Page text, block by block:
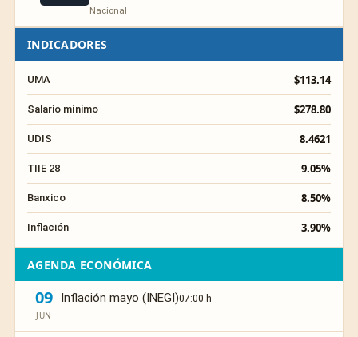
Nacional
INDICADORES
UMA $113.14
Salario mínimo $278.80
UDIS 8.4621
TIIE 28 9.05%
Banxico 8.50%
Inflación 3.90%
AGENDA ECONÓMICA
09
JUN
Inflación mayo (INEGI)07:00 h